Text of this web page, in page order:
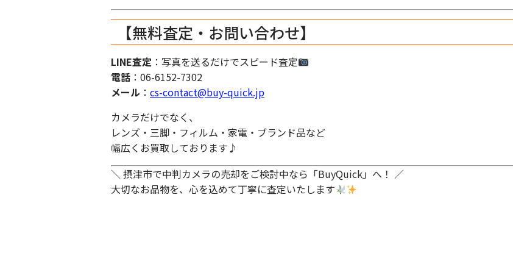
【無料査定・お問い合わせ】
LINE査定 ：写真を送るだけでスピード査定
電話 ：06-6152-7302
メール ： cs-contact@buy-quick.jp
カメラだけでなく、
レンズ・三脚・フィルム・家電・ブランド品など
幅広くお買取しております♪
＼ 摂津市で中判カメラの売却をご検討中なら「BuyQuick」へ！ ／
大切なお品物を、心を込めて丁寧に査定いたします